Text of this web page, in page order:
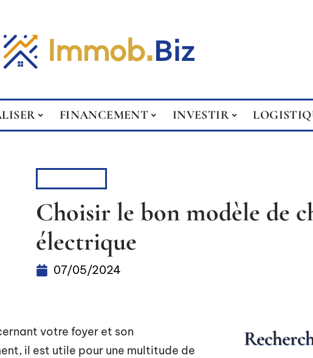
FINANCEMENT INVESTIR
Choisir le bon modèle de
électrique
07/05/2024
votre foyer et son
il est utile pour une multitude de